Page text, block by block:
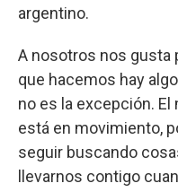
argentino.
A nosotros nos gusta
que hacemos hay
no es la excepción.
está en movimiento,
seguir buscando
llevarnos contigo